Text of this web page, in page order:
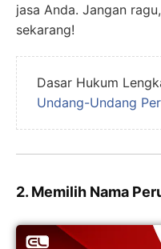
jasa Anda. Jangan
sekarang!
Dasar Hukum
Undang-Undang
2. Memilih Nama